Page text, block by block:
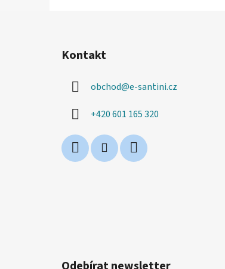
Kontakt
obchod@e-santini.cz
+420 601 165 320